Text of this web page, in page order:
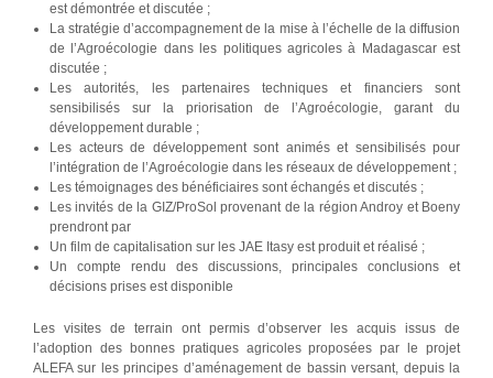
est démontrée et discutée ;
La stratégie d’accompagnement de la mise à l’échelle de la diffusion
de l’Agroécologie dans les politiques agricoles à Madagascar est
discutée ;
Les autorités, les partenaires techniques et financiers sont
sensibilisés sur la priorisation de l’Agroécologie, garant du
développement durable ;
Les acteurs de développement sont animés et sensibilisés pour
l’intégration de l’Agroécologie dans les réseaux de développement ;
Les témoignages des bénéficiaires sont échangés et discutés ;
Les invités de la GIZ/ProSol provenant de la région Androy et Boeny
prendront par
Un film de capitalisation sur les JAE Itasy est produit et réalisé ;
Un compte rendu des discussions, principales conclusions et
décisions prises est disponible
Les visites de terrain ont permis d’observer les acquis issus de
l’adoption des bonnes pratiques agricoles proposées par le projet
ALEFA sur les principes d’aménagement de bassin versant, depuis la